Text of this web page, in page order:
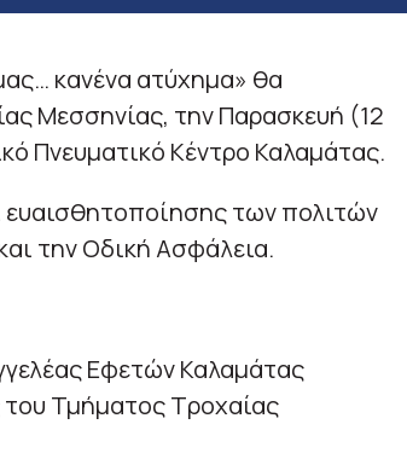
κανένα ατύχημα» θα
Μεσσηνίας, την Παρασκευή (12
Πνευματικό Κέντρο Καλαμάτας.
ευαισθητοποίησης των πολιτών
την Οδική Ασφάλεια.
Εφετών Καλαμάτας
Τμήματος Τροχαίας